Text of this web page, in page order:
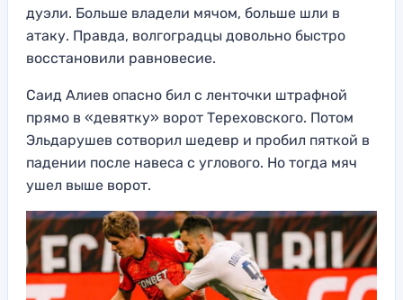
дуэли. Больше владели мячом, больше шли в
атаку. Правда, волгоградцы довольно быстро
восстановили равновесие.
Саид Алиев опасно бил с ленточки штрафной
прямо в «девятку» ворот Тереховского. Потом
Эльдарушев сотворил шедевр и пробил пяткой в
падении после навеса с углового. Но тогда мяч
ушел выше ворот.